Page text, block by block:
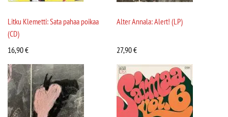
Litku Klemetti: Sata pahaa poikaa
(CD)
16,90€
Alter Annala: Alert! (LP)
27,90€